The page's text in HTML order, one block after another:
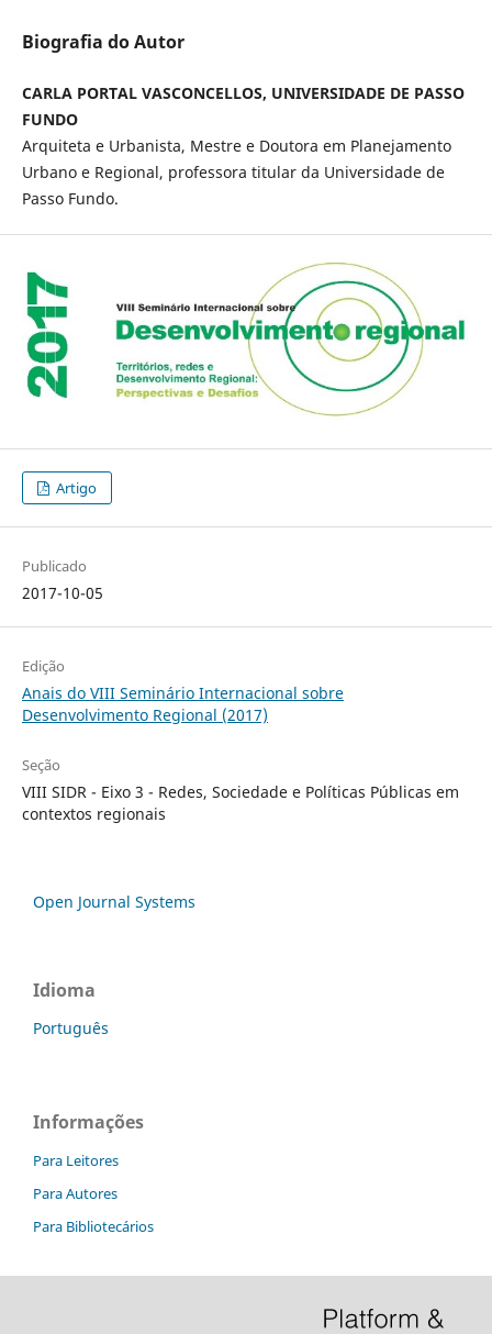
Biografia do Autor
CARLA PORTAL VASCONCELLOS, UNIVERSIDADE DE PASSO
FUNDO
Arquiteta e Urbanista, Mestre e Doutora em Planejamento
Urbano e Regional, professora titular da Universidade de
Passo Fundo.
Artigo
Publicado
2017-10-05
Edição
Anais do VIII Seminário Internacional sobre
Desenvolvimento Regional (2017)
Seção
VIII SIDR - Eixo 3 - Redes, Sociedade e Políticas Públicas em
contextos regionais
Open Journal Systems
Idioma
Português
Informações
Para Leitores
Para Autores
Para Bibliotecários